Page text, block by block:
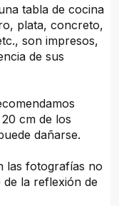
tabla de cocina
plata, concreto,
son impresos,
de sus
cm de los
dañarse.
las fotografías no
la reflexión de